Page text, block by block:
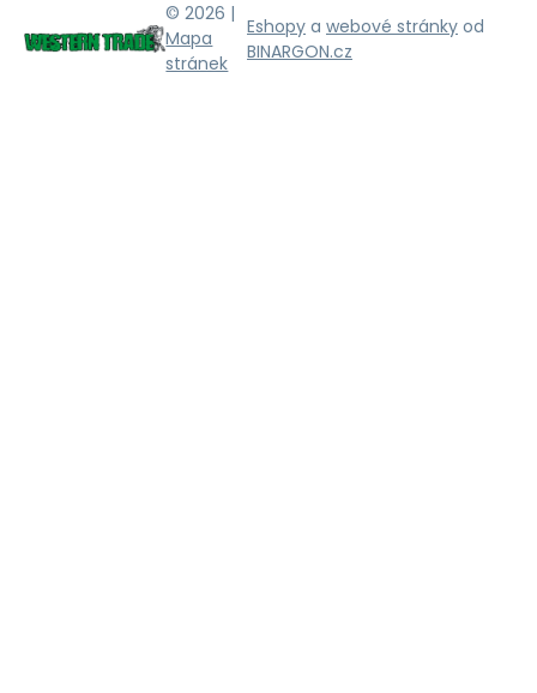
© 2026 |
Mapa
stránek
Eshopy a webové stránky od
BINARGON.cz